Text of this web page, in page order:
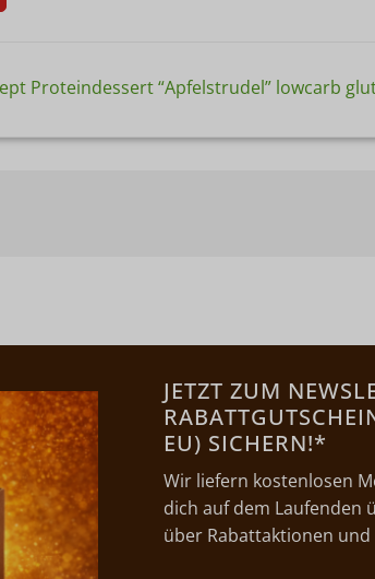
Proteindessert “Apfelstrudel” lowcarb
JETZT ZUM
EU) SICHERN!*
Wir liefern kostenlosen
dich auf dem
über Rabattaktionen und